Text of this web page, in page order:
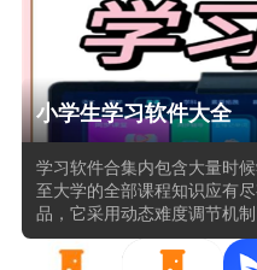
小学生学习软件大全
学习软件合集内包含大量时
至大学的全部课程知识应有
品，它采用动态难度调节机
涟漪，根据用户的理解深度
覆盖语文识字、数学计算、